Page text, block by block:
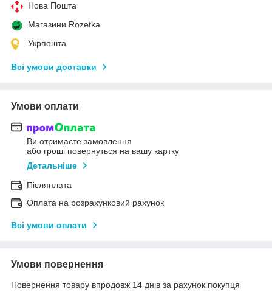
Нова Пошта
Магазини Rozetka
Укрпошта
Всі умови доставки
Умови оплати
Ви отримаєте замовлення
або гроші повернуться на вашу картку
Детальніше
Післяплата
Оплата на розрахунковий рахунок
Всі умови оплати
Умови повернення
Повернення товару впродовж 14 днів за рахунок покупця